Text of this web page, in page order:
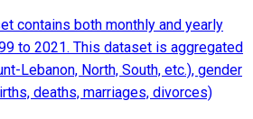
contains both monthly and yearly
to 2021. This dataset is aggregated
Lebanon, North, South, etc.), gender
deaths, marriages, divorces)